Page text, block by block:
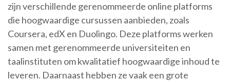
zijn verschillende gerenommeerde online platforms
die hoogwaardige cursussen aanbieden, zoals
Coursera, edX en Duolingo. Deze platforms werken
samen met gerenommeerde universiteiten en
taalinstituten om kwalitatief hoogwaardige inhoud te
leveren. Daarnaast hebben ze vaak een grote